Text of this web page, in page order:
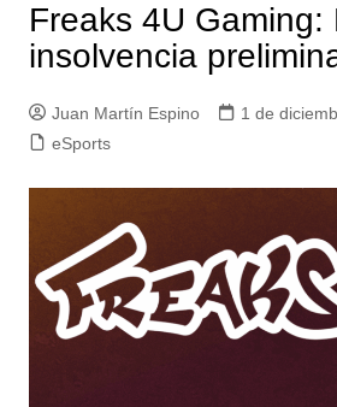
Freaks 4U Gaming:
insolvencia
Juan Martín Espino 1 de
eSports